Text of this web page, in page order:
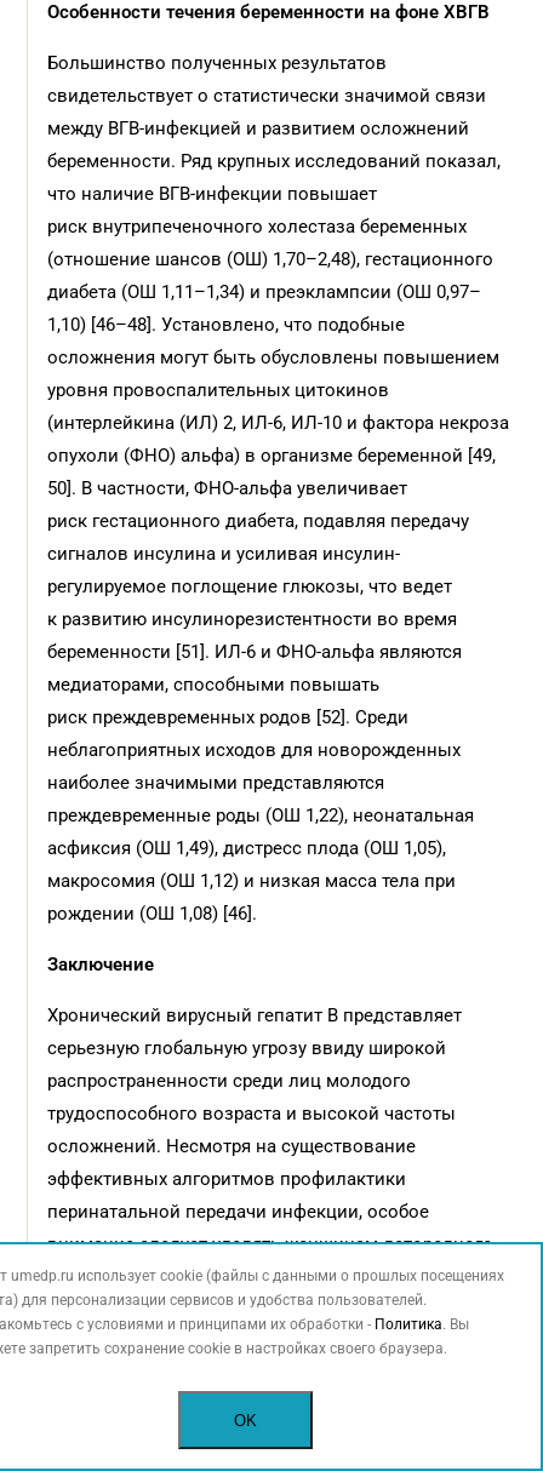
Особенности течения беременности на фоне ХВГВ
Большинство полученных результатов
свидетельствует о статистически значимой связи
между ВГВ-инфекцией и развитием осложнений
беременности. Ряд крупных исследований показал,
что наличие ВГВ-инфекции повышает
риск внутрипеченочного холестаза беременных
(отношение шансов (ОШ) 1,70–2,48), гестационного
диабета (ОШ 1,11–1,34) и преэклампсии (ОШ 0,97–
1,10) [46–48]. Установлено, что подобные
осложнения могут быть обусловлены повышением
уровня провоспалительных цитокинов
(интерлейкина (ИЛ) 2, ИЛ-6, ИЛ-10 и фактора некроза
опухоли (ФНО) альфа) в организме беременной [49,
50]. В частности, ФНО-альфа увеличивает
риск гестационного диабета, подавляя передачу
сигналов инсулина и усиливая инсулин-
регулируемое поглощение глюкозы, что ведет
к развитию инсулинорезистентности во время
беременности [51]. ИЛ-6 и ФНО-альфа являются
медиаторами, способными повышать
риск преждевременных родов [52]. Среди
неблагоприятных исходов для новорожденных
наиболее значимыми представляются
преждевременные роды (ОШ 1,22), неонатальная
асфиксия (ОШ 1,49), дистресс плода (ОШ 1,05),
макросомия (ОШ 1,12) и низкая масса тела при
рождении (ОШ 1,08) [46].
Заключение
Хронический вирусный гепатит B представляет
серьезную глобальную угрозу ввиду широкой
распространенности среди лиц молодого
трудоспособного возраста и высокой частоты
осложнений. Несмотря на существование
эффективных алгоритмов профилактики
перинатальной передачи инфекции, особое
внимание следует уделять женщинам детородного
возраста и беременным с ХВГВ. Современные
данные литературы свидетельствуют как о высокой
частоте выявления HBsAg, так и о наличии ДНК ВГВ
umedp.ru использует cookie (файлы с данными о прошлых посещениях
для персонализации сервисов и удобства пользователей.
с условиями и принципами их обработки - Политика. Вы
запретить сохранение cookie в настройках своего браузера.
OK